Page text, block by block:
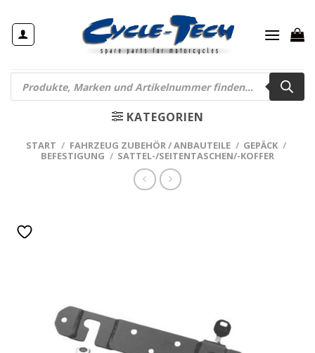
Inhalt
springen
Products
search
KATEGORIEN
START / FAHRZEUG ZUBEHÖR / ANBAUTEILE / GEPÄCK /
BEFESTIGUNG / SATTEL-/SEITENTASCHEN/-KOFFER